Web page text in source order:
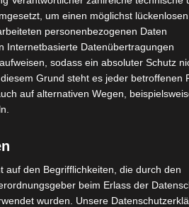
e.V.: Offenes Angebot für Foto –
Begeisterte
um einen möglichst
personenbezogenen Daten
Internetbasierte Datenübertragungen
sodass ein absoluter Schutz
Grund steht es jeder betroffenen
auf alternativen Wegen,
auf den Begrifflichkeiten, die durch den
beim Erlass der
wurden. Unsere